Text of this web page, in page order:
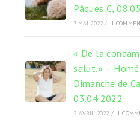
Pâques C,
7 MAI 2022 / 1
« De la
salut.» –
Dimanche de
03.04.2022
2 AVRIL 2022 / 1